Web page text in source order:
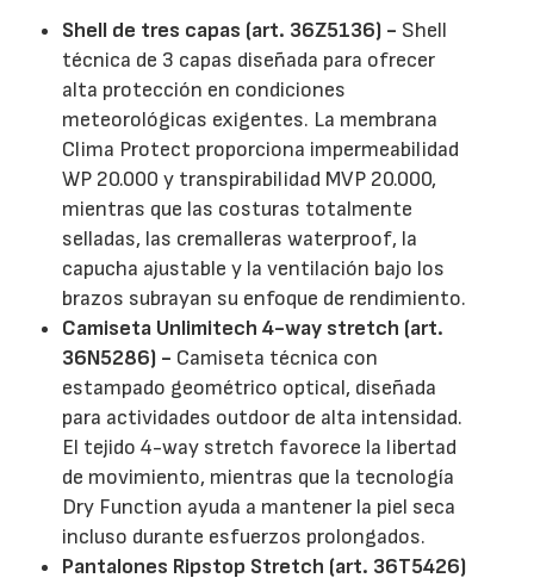
Shell de tres capas (art. 36Z5136) - Shell
técnica de 3 capas diseñada para ofrecer
alta protección en condiciones
meteorológicas exigentes. La membrana
Clima Protect proporciona impermeabilidad
WP 20.000 y transpirabilidad MVP 20.000,
mientras que las costuras totalmente
selladas, las cremalleras waterproof, la
capucha ajustable y la ventilación bajo los
brazos subrayan su enfoque de rendimiento.
Camiseta Unlimitech 4-way stretch (art.
36N5286) - Camiseta técnica con
estampado geométrico optical, diseñada
para actividades outdoor de alta intensidad.
El tejido 4-way stretch favorece la libertad
de movimiento, mientras que la tecnología
Dry Function ayuda a mantener la piel seca
incluso durante esfuerzos prolongados.
Pantalones Ripstop Stretch (art. 36T5426)